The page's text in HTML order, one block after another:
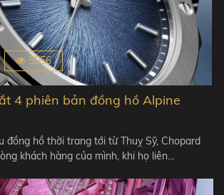
5556
4 phiên bản đồng hồ Alpine
đồng hồ thời trang tới từ Thuỵ Sỹ, Chopard
khách hàng của mình, khi họ liên…